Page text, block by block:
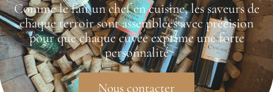
Comme le fait un chef en cuisine, les saveurs de
chaque terroir sont assemblées avec précision
pour que chaque cuvée exprime une forte
personnalité
Nous contacter